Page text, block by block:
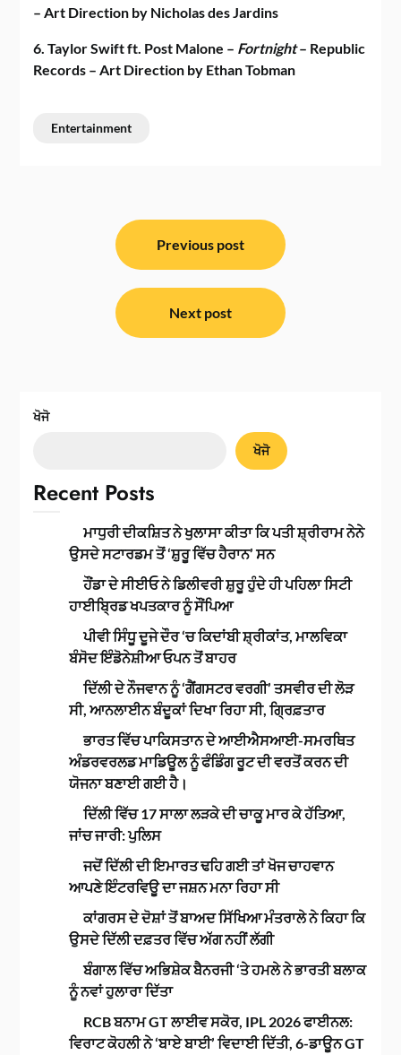
– Art Direction by Nicholas des Jardins
6. Taylor Swift ft. Post Malone – Fortnight– Republic
Records – Art Direction by Ethan Tobman
Entertainment
Previous post
Next post
ਖੋਜੋ
ਖੋਜੋ
Recent Posts
ਮਾਧੁਰੀ ਦੀਕਸ਼ਿਤ ਨੇ ਖੁਲਾਸਾ ਕੀਤਾ ਕਿ ਪਤੀ ਸ਼੍ਰੀਰਾਮ ਨੇਨੇ
ਉਸਦੇ ਸਟਾਰਡਮ ਤੋਂ ‘ਸ਼ੁਰੂ ਵਿੱਚ ਹੈਰਾਨ’ ਸਨ
ਹੌਂਡਾ ਦੇ ਸੀਈਓ ਨੇ ਡਿਲੀਵਰੀ ਸ਼ੁਰੂ ਹੁੰਦੇ ਹੀ ਪਹਿਲਾ ਸਿਟੀ
ਹਾਈਬ੍ਰਿਡ ਖਪਤਕਾਰ ਨੂੰ ਸੌਂਪਿਆ
ਪੀਵੀ ਸਿੰਧੂ ਦੂਜੇ ਦੌਰ ‘ਚ ਕਿਦਾਂਬੀ ਸ਼੍ਰੀਕਾਂਤ, ਮਾਲਵਿਕਾ
ਬੰਸੋਦ ਇੰਡੋਨੇਸ਼ੀਆ ਓਪਨ ਤੋਂ ਬਾਹਰ
ਦਿੱਲੀ ਦੇ ਨੌਜਵਾਨ ਨੂੰ ‘ਗੈਂਗਸਟਰ ਵਰਗੀ’ ਤਸਵੀਰ ਦੀ ਲੋੜ
ਸੀ, ਆਨਲਾਈਨ ਬੰਦੂਕਾਂ ਦਿਖਾ ਰਿਹਾ ਸੀ, ਗ੍ਰਿਫ਼ਤਾਰ
ਭਾਰਤ ਵਿੱਚ ਪਾਕਿਸਤਾਨ ਦੇ ਆਈਐਸਆਈ-ਸਮਰਥਿਤ
ਅੰਡਰਵਰਲਡ ਮਾਡਿਊਲ ਨੂੰ ਫੰਡਿੰਗ ਰੂਟ ਦੀ ਵਰਤੋਂ ਕਰਨ ਦੀ
ਯੋਜਨਾ ਬਣਾਈ ਗਈ ਹੈ।
ਦਿੱਲੀ ਵਿੱਚ 17 ਸਾਲਾ ਲੜਕੇ ਦੀ ਚਾਕੂ ਮਾਰ ਕੇ ਹੱਤਿਆ,
ਜਾਂਚ ਜਾਰੀ: ਪੁਲਿਸ
ਜਦੋਂ ਦਿੱਲੀ ਦੀ ਇਮਾਰਤ ਢਹਿ ਗਈ ਤਾਂ ਖੋਜ ਚਾਹਵਾਨ
ਆਪਣੇ ਇੰਟਰਵਿਊ ਦਾ ਜਸ਼ਨ ਮਨਾ ਰਿਹਾ ਸੀ
ਕਾਂਗਰਸ ਦੇ ਦੋਸ਼ਾਂ ਤੋਂ ਬਾਅਦ ਸਿੱਖਿਆ ਮੰਤਰਾਲੇ ਨੇ ਕਿਹਾ ਕਿ
ਉਸਦੇ ਦਿੱਲੀ ਦਫ਼ਤਰ ਵਿੱਚ ਅੱਗ ਨਹੀਂ ਲੱਗੀ
ਬੰਗਾਲ ਵਿੱਚ ਅਭਿਸ਼ੇਕ ਬੈਨਰਜੀ ‘ਤੇ ਹਮਲੇ ਨੇ ਭਾਰਤੀ ਬਲਾਕ
ਨੂੰ ਨਵਾਂ ਹੁਲਾਰਾ ਦਿੱਤਾ
RCB ਬਨਾਮ GT ਲਾਈਵ ਸਕੋਰ, IPL 2026 ਫਾਈਨਲ:
ਵਿਰਾਟ ਕੋਹਲੀ ਨੇ ‘ਬਾਏ ਬਾਈ’ ਵਿਦਾਈ ਦਿੱਤੀ, 6-ਡਾਊਨ GT